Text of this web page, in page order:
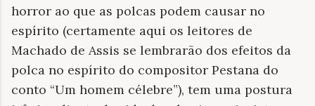
horror ao que as polcas podem causar no
espírito (certamente aqui os leitores de
Machado de Assis se lembrarão dos efeitos da
polca no espírito do compositor Pestana do
conto “Um homem célebre”), tem uma postura